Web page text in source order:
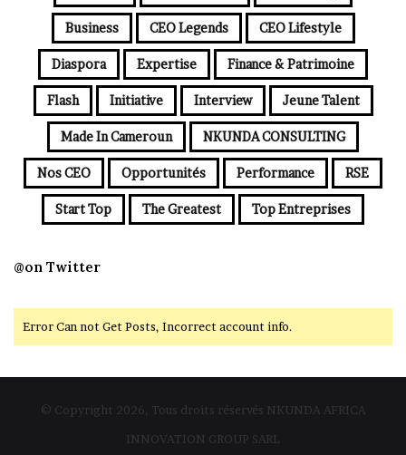
Business CEO Legends CEO Lifestyle
Diaspora Expertise Finance & Patrimoine
Flash Initiative Interview Jeune Talent
Made In Cameroun NKUNDA CONSULTING
Nos CEO Opportunités Performance RSE
Start Top The Greatest Top Entreprises
@on Twitter
Error Can not Get Posts, Incorrect account info.
© Copyright 2026, Tous droits réservés NKUNDA AFRICA
INNOVATION GROUP SARL